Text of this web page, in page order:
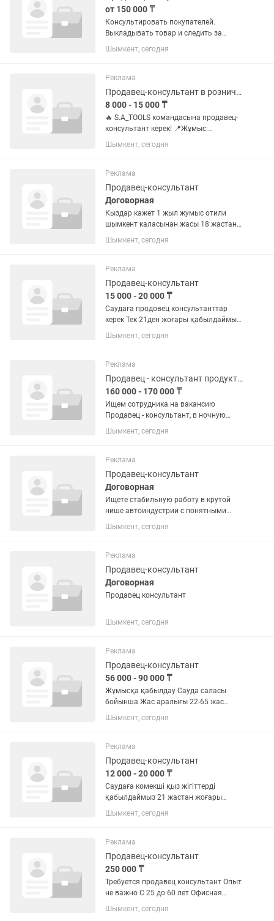
от 150 000 ₸
Консультировать покупателей.
Выкладывать товар и следить за
ценниками. Контролировать сроки
годности. Продаём фермерский
График 4/2 или 10/4. Оплата оклад+%
от...
Шымкент, сегодня
Реклама
Продавец-консультант в розничном магазине
8 000 - 15 000 ₸
🔥 S.A_TOOLS командасына продавец-
консультант керек! 📍Жұмыс:
инструмент-магазин 📍Формат: офлайн
+ TikTok эфир Не істеу керек: —
сату — TikTok тікелей эфиріне...
Шымкент, сегодня
Реклама
Продавец-консультант
Договорная
Кыздар кажет 1 жыл жумыс отили
шымкент каласынан жасы 18 жастан
бастап
Шымкент, сегодня
Реклама
Продавец-консультант
15 000 - 20 000 ₸
Саудаға продовец консультанттар
керек Тек 21ден жоғары қабылдаймыз
МАГАЗИН ЕМЕС Опыт маңызды емес,
өзіміз үйретеміз Ақшасы аптасына 50-
бар)
Шымкент, сегодня
Реклама
Продавец - консультант продуктов
160 000 - 170 000 ₸
Ищем сотрудника на вакансию
Продавец - консультант, в ночную
смену. Приглашаем Вас стать частью
дружного коллектива MaxMarket!
круглосуточный магазин, формат...
Шымкент, сегодня
Реклама
Продавец-консультант
Договорная
Ищете стабильную работу в крутой
нише автоиндустрии с понятными
условиями и реальной возможностью
зарабатывать? Присоединяйтесь к
продаже автохимии и оборудования...
Шымкент, сегодня
Реклама
Продавец-консультант
Договорная
Продавец консультант
Шымкент, сегодня
Реклама
Продавец-консультант
56 000 - 90 000 ₸
Жұмысқа қабылдау Сауда саласы
бойынша Жас аралығы 22-65 жас
График 5/2 Табыс келісімді Уақыты:
10:00-17:00
Шымкент, сегодня
Реклама
Продавец-консультант
12 000 - 20 000 ₸
Саудаға көмекші қыз жігіттерді
қабылдаймыз 21 жастан жоғары
болуы міндетті. Жауапкершілігі жоғары
пысық, ақылды, клиенттермен тез тіл
Шымкент, сегодня
Реклама
Продавец-консультант
250 000 ₸
Требуется продавец консультант Опыт
не важно С 25 до 60 лет Офисная
работа
Шымкент, сегодня